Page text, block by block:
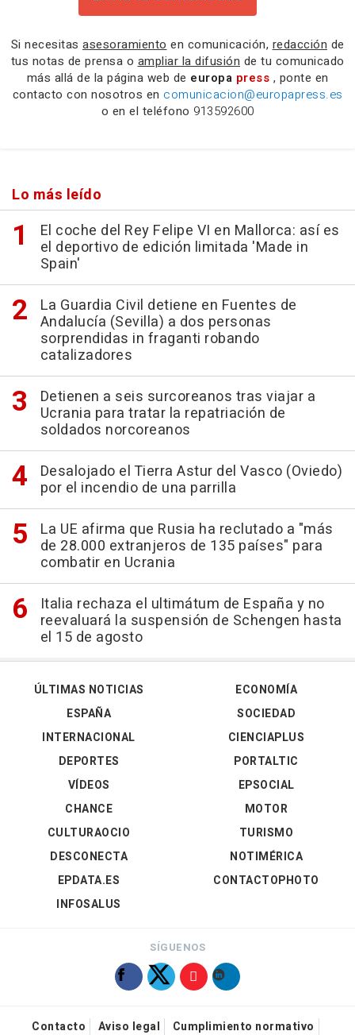
Si necesitas asesoramiento en comunicación, redacción de
tus notas de prensa o ampliar la difusión de tu comunicado
más allá de la página web de europa press , ponte en
contacto con nosotros en comunicacion@europapress.es
o en el teléfono 913592600
Lo más leído
El coche del Rey Felipe VI en Mallorca: así es
el deportivo de edición limitada 'Made in
Spain'
La Guardia Civil detiene en Fuentes de
Andalucía (Sevilla) a dos personas
sorprendidas in fraganti robando
catalizadores
Detienen a seis surcoreanos tras viajar a
Ucrania para tratar la repatriación de
soldados norcoreanos
Desalojado el Tierra Astur del Vasco (Oviedo)
por el incendio de una parrilla
La UE afirma que Rusia ha reclutado a "más
de 28.000 extranjeros de 135 países" para
combatir en Ucrania
Italia rechaza el ultimátum de España y no
reevaluará la suspensión de Schengen hasta
el 15 de agosto
ÚLTIMAS NOTICIAS
ESPAÑA
INTERNACIONAL
DEPORTES
VÍDEOS
ECONOMÍA
SOCIEDAD
CIENCIAPLUS
PORTALTIC
EPSOCIAL
CHANCE
CULTURAOCIO
DESCONECTA
EPDATA.ES
INFOSALUS
MOTOR
TURISMO
NOTIMÉRICA
CONTACTOPHOTO
SÍGUENOS
Contacto Aviso legal Cumplimiento normativo